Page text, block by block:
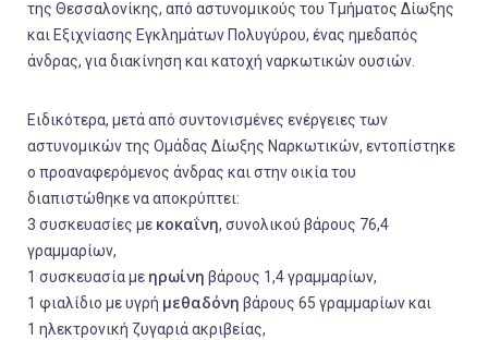
της Θεσσαλονίκης, από αστυνομικούς του Τμήματος Δίωξης
και Εξιχνίασης Εγκλημάτων Πολυγύρου, ένας ημεδαπός
άνδρας, για διακίνηση και κατοχή ναρκωτικών ουσιών.
Ειδικότερα, μετά από συντονισμένες ενέργειες των
αστυνομικών της Ομάδας Δίωξης Ναρκωτικών, εντοπίστηκε
ο προαναφερόμενος άνδρας και στην οικία του
διαπιστώθηκε να αποκρύπτει:
3 συσκευασίες με κοκαΐνη, συνολικού βάρους 76,4
γραμμαρίων,
1 συσκευασία με ηρωίνη βάρους 1,4 γραμμαρίων,
1 φιαλίδιο με υγρή μεθαδόνη βάρους 65 γραμμαρίων και
1 ηλεκτρονική ζυγαριά ακριβείας,